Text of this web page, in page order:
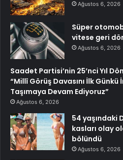
Ağustos 6, 2026
Süper
vitese geri
Ağustos 6, 2026
Saadet Partisi’nin 25’nci Yıl
“Millî Görüş Davasını İlk Günkü
Taşımaya Devam Ediyoruz”
Ağustos 6, 2026
54 yaşındaki
kasları olay
bölündü
Ağustos 6, 2026